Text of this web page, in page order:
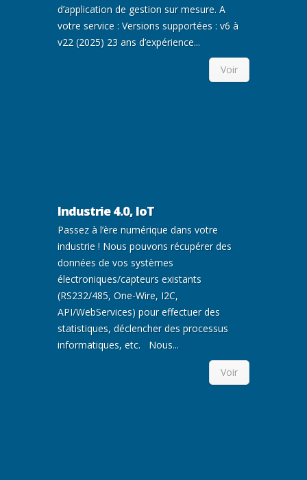
d’application de gestion sur mesure. A
votre service : Versions supportées : v6 à
v22 (2025) 23 ans d’expérience...
Voir
Industrie 4.0, IoT
Passez à l’ère numérique dans votre
industrie ! Nous pouvons récupérer des
données de vos systèmes
électroniques/capteurs existants
(RS232/485, One-Wire, I2C,
API/WebServices) pour effectuer des
statistiques, déclencher des processus
informatiques, etc. Nous...
Voir